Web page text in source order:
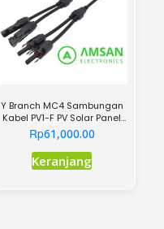
Y Branch MC4 Sambungan
Kabel PV1-F PV Solar Panel
Surya Cell 2Y 2in1
Rp61,000.00
Keranjang